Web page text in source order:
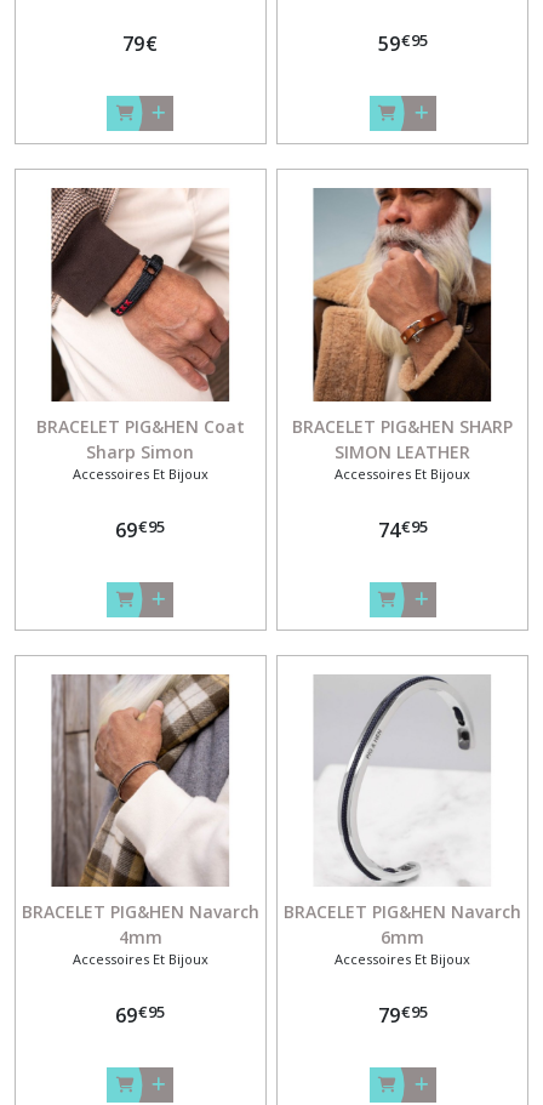
79€ 59€95
BRACELET PIG&HEN Coat
Sharp Simon
Accessoires Et Bijoux
69€95
BRACELET PIG&HEN SHARP
SIMON LEATHER
Accessoires Et Bijoux
74€95
BRACELET PIG&HEN Navarch
4mm
Accessoires Et Bijoux
69€95
BRACELET PIG&HEN Navarch
6mm
Accessoires Et Bijoux
79€95